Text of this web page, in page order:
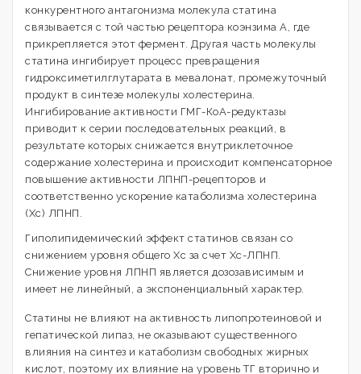
конкурентного антагонизма молекула статина
связывается с той частью рецептора коэнзима А, где
прикрепляется этот фермент. Другая часть молекулы
статина ингибирует процесс превращения
гидроксиметилглутарата в мевалонат, промежуточный
продукт в синтезе молекулы холестерина.
Ингибирование активности ГМГ-КоА-редуктазы
приводит к серии последовательных реакций, в
результате которых снижается внутриклеточное
содержание холестерина и происходит компенсаторное
повышение активности ЛПНП-рецепторов и
соответственно ускорение катаболизма холестерина
(Xc) ЛПНП.
Гиполипидемический эффект статинов связан со
снижением уровня общего Хс за счет Хс-ЛПНП.
Снижение уровня ЛПНП является дозозависимым и
имеет не линейный, а экспоненциальный характер.
Статины не влияют на активность липопротеиновой и
гепатической липаз, не оказывают существенного
влияния на синтез и катаболизм свободных жирных
кислот, поэтому их влияние на уровень ТГ вторично и